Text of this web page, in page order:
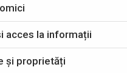
acces la informații
și proprietăți